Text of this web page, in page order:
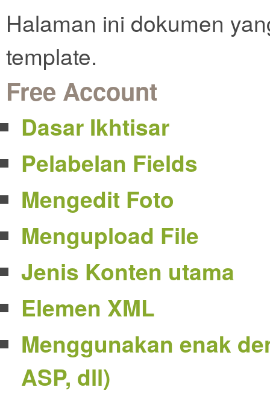
Halaman ini dokumen
template.
Free Account
Dasar Ikhtisar
Pelabelan Fields
Mengedit Foto
Mengupload File
Jenis Konten utama
Elemen XML
Menggunakan enak
ASP, dll)